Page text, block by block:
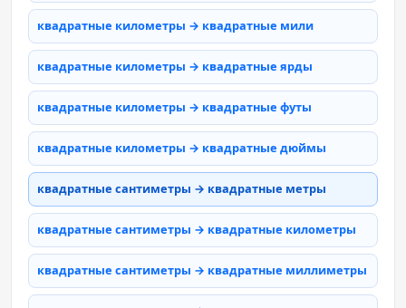
квадратные километры → квадратные мили
квадратные километры → квадратные ярды
квадратные километры → квадратные футы
квадратные километры → квадратные дюймы
квадратные сантиметры → квадратные метры
квадратные сантиметры → квадратные километры
квадратные сантиметры → квадратные миллиметры